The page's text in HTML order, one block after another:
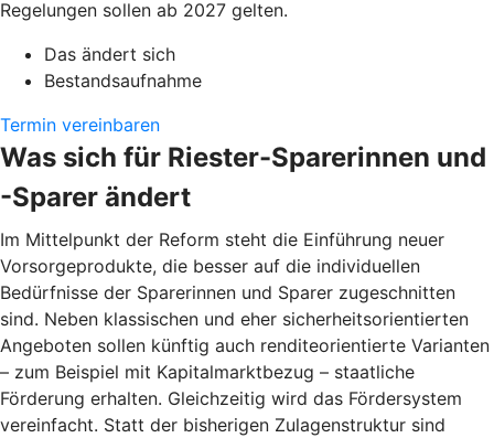
Regelungen sollen ab 2027 gelten.
Das ändert sich
Bestandsaufnahme
Termin vereinbaren
Was sich für Riester-Sparerinnen und
-Sparer ändert
Im Mittelpunkt der Reform steht die Einführung neuer
Vorsorgeprodukte, die besser auf die individuellen
Bedürfnisse der Sparerinnen und Sparer zugeschnitten
sind. Neben klassischen und eher sicherheitsorientierten
Angeboten sollen künftig auch renditeorientierte Varianten
– zum Beispiel mit Kapitalmarktbezug – staatliche
Förderung erhalten. Gleichzeitig wird das Fördersystem
vereinfacht. Statt der bisherigen Zulagenstruktur sind